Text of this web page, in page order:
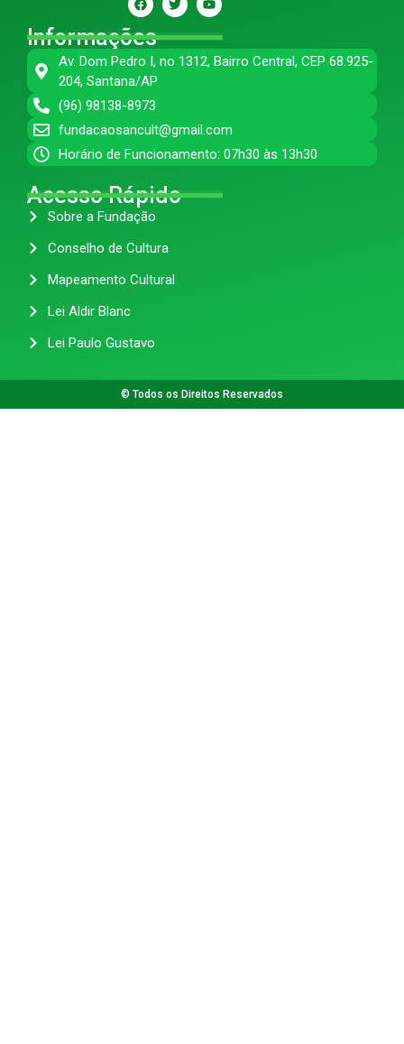
Informações
Av. Dom Pedro I, no 1312, Bairro Central, CEP 68.925-
204, Santana/AP
(96) 98138-8973
fundacaosancult@gmail.com
Horário de Funcionamento: 07h30 às 13h30
Acesso Rápido
Sobre a Fundação
Conselho de Cultura
Mapeamento Cultural
Lei Aldir Blanc
Lei Paulo Gustavo
© Todos os Direitos Reservados